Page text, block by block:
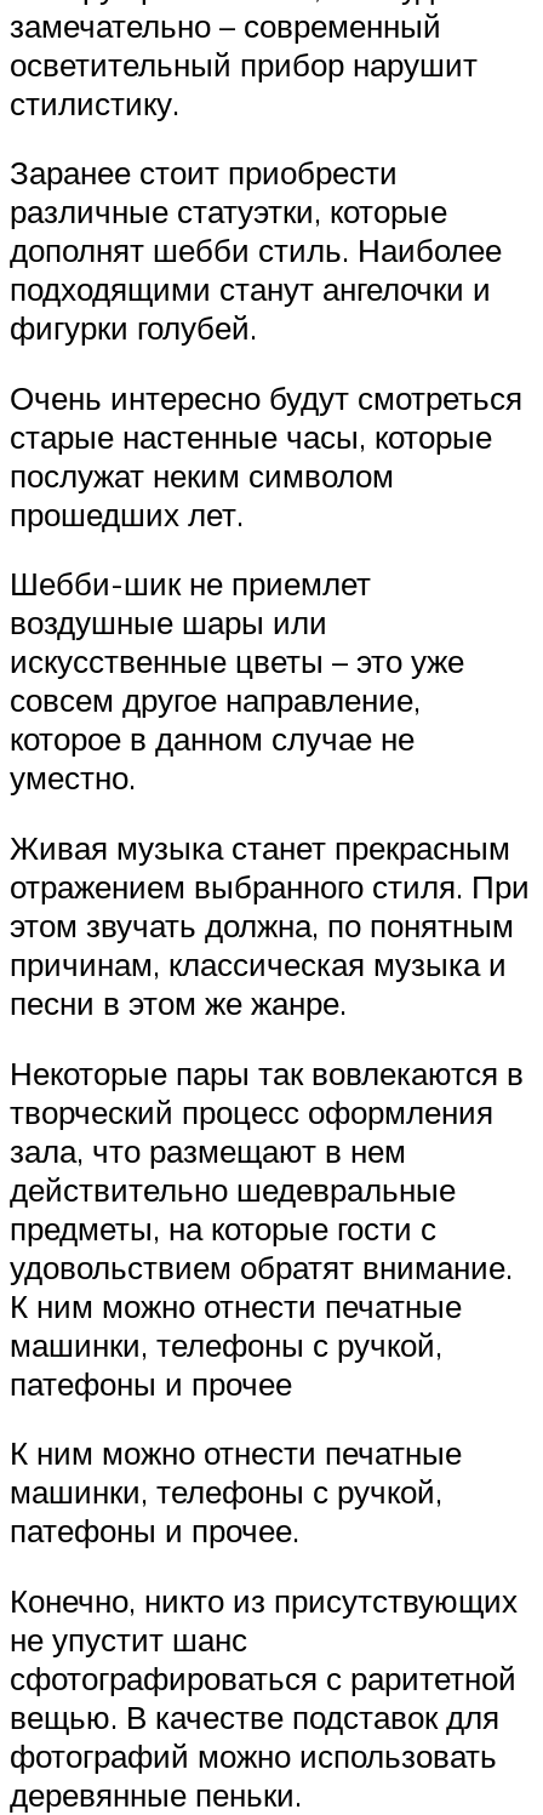
замечательно – современный
осветительный прибор нарушит
стилистику.
Заранее стоит приобрести
различные статуэтки, которые
дополнят шебби стиль. Наиболее
подходящими станут ангелочки и
фигурки голубей.
Очень интересно будут смотреться
старые настенные часы, которые
послужат неким символом
прошедших лет.
Шебби-шик не приемлет
воздушные шары или
искусственные цветы – это уже
совсем другое направление,
которое в данном случае не
уместно.
Живая музыка станет прекрасным
отражением выбранного стиля. При
этом звучать должна, по понятным
причинам, классическая музыка и
песни в этом же жанре.
Некоторые пары так вовлекаются в
творческий процесс оформления
зала, что размещают в нем
действительно шедевральные
предметы, на которые гости с
удовольствием обратят внимание.
К ним можно отнести печатные
машинки, телефоны с ручкой,
патефоны и прочее
К ним можно отнести печатные
машинки, телефоны с ручкой,
патефоны и прочее.
Конечно, никто из присутствующих
не упустит шанс
сфотографироваться с раритетной
вещью. В качестве подставок для
фотографий можно использовать
деревянные пеньки.